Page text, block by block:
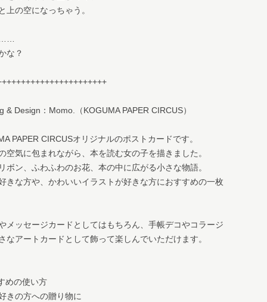
上の空になっちゃう。
……
な？
& Design：Momo.（KOGUMA PAPER CIRCUS）
PAPER CIRCUSオリジナルのポストカードです。
空気に包まれながら、本を読む女の子を描きました。
ボン、ふわふわのお花、本の中に広がる小さな物語。
きな方や、かわいいイラストが好きな方におすすめの一枚
メッセージカードとしてはもちろん、手帳デコやコラージ
なアートカードとして飾って楽しんでいただけます。
めの使い方
きの方への贈り物に